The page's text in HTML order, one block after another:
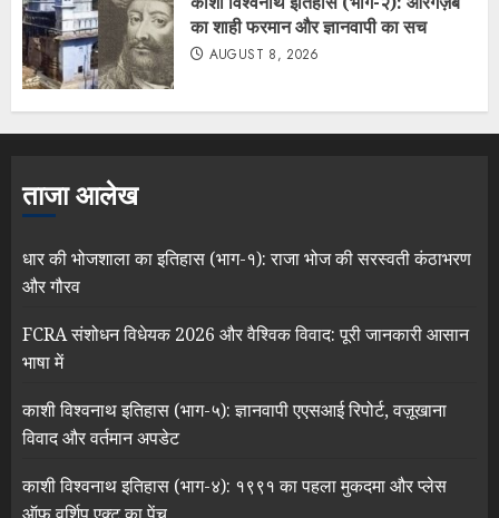
का शाही फरमान और ज्ञानवापी का सच
AUGUST 8, 2026
ताजा आलेख
धार की भोजशाला का इतिहास (भाग-१): राजा भोज की सरस्वती कंठाभरण
और गौरव
FCRA संशोधन विधेयक 2026 और वैश्विक विवाद: पूरी जानकारी आसान
भाषा में
काशी विश्वनाथ इतिहास (भाग-५): ज्ञानवापी एएसआई रिपोर्ट, वज़ूखाना
विवाद और वर्तमान अपडेट
काशी विश्वनाथ इतिहास (भाग-४): १९९१ का पहला मुकदमा और प्लेस